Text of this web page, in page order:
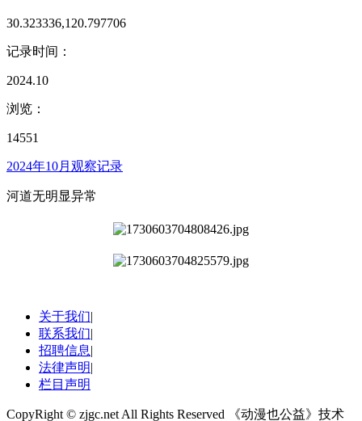
30.323336,120.797706
记录时间：
2024.10
浏览：
14551
2024年10月观察记录
河道无明显异常
关于我们|
联系我们|
招聘信息|
法律声明|
栏目声明
CopyRight © zjgc.net All Rights Reserved 《动漫也公益》技术